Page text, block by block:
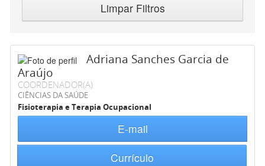
Limpar Filtros
Adriana Sanches Garcia de
Araújo
COORDENADOR(A)
CIÊNCIAS DA SAÚDE
Fisioterapia e Terapia Ocupacional
E-mail
Currículo